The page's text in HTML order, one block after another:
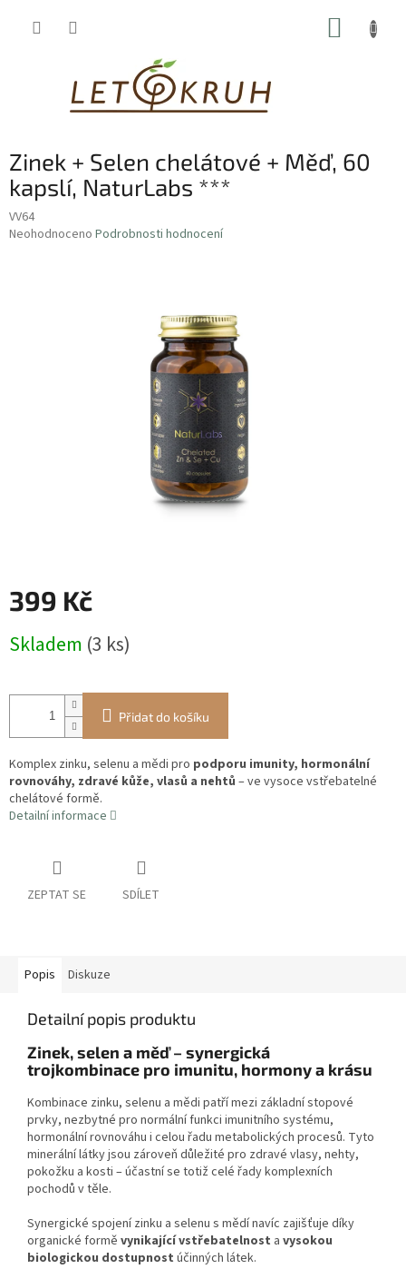
Zinek + Selen chelátové + Měď, 60
kapslí, NaturLabs ***
VV64
Průměrné
Neohodnoceno Podrobnosti hodnocení
399 Kč
cena:
Skladem (3 ks)
Přidat do košíku
Komplex zinku, selenu a mědi pro podporu imunity, hormonální
rovnováhy, zdravé kůže, vlasů a nehtů – ve vysoce vstřebatelné
chelátové formě.
Detailní informace
ZEPTAT SE SDÍLET
Popis Diskuze
Detailní popis produktu
Zinek, selen a měď – synergická
trojkombinace pro imunitu, hormony a krásu
Kombinace zinku, selenu a mědi patří mezi základní stopové
prvky, nezbytné pro normální funkci imunitního systému,
hormonální rovnováhu i celou řadu metabolických procesů. Tyto
minerální látky jsou zároveň důležité pro zdravé vlasy, nehty,
pokožku a kosti – účastní se totiž celé řady komplexních
pochodů v těle.
Synergické spojení zinku a selenu s mědí navíc zajišťuje díky
organické formě vynikající vstřebatelnost a vysokou
biologickou dostupnost účinných látek.